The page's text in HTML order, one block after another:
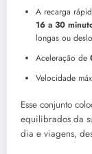
A recarga
16 a 30
longas ou
Aceleração de
Velocidade
Esse conjunto
equilibrados da
dia e viagens,